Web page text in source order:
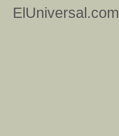
ElUniversal.com